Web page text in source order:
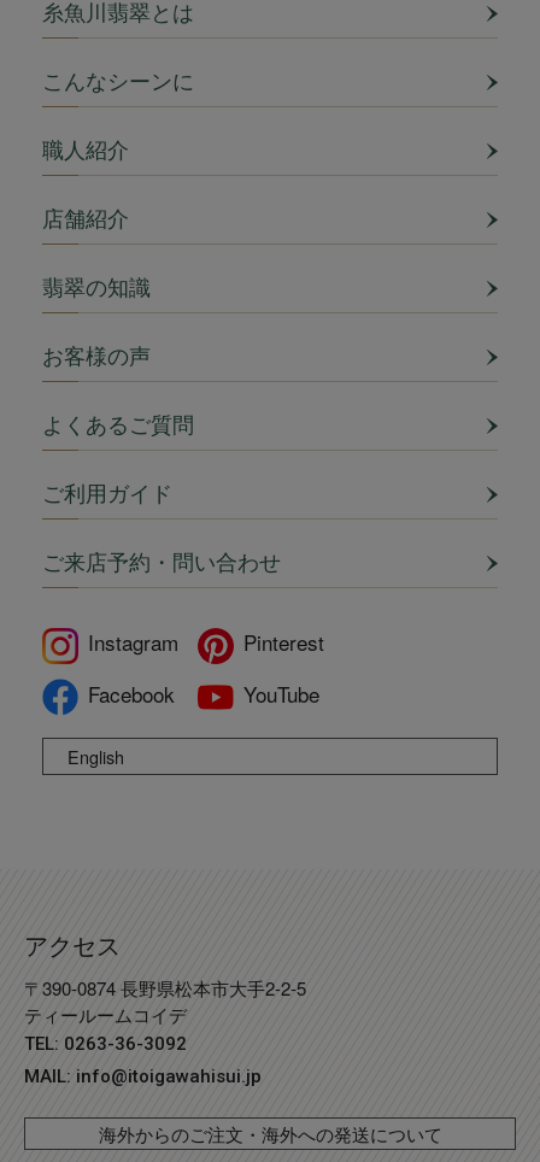
糸魚川翡翠とは
こんなシーンに
職人紹介
店舗紹介
翡翠の知識
お客様の声
よくあるご質問
ご利用ガイド
ご来店予約・問い合わせ
Instagram
Pinterest
Facebook
YouTube
English
アクセス
〒390-0874 長野県松本市大手2-2-5
ティールームコイデ
TEL: 0263-36-3092
MAIL: info@itoigawahisui.jp
海外からのご注文・海外への発送について